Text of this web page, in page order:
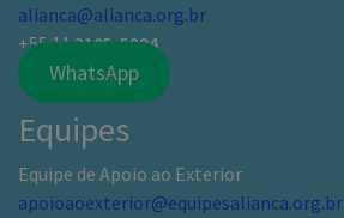
alianca@alianca.org.br
+55 113105-5894
WhatsApp
Equipes
Equipe de Apoio ao Exterior
apoioaoexterior@equipesalianca.org.br